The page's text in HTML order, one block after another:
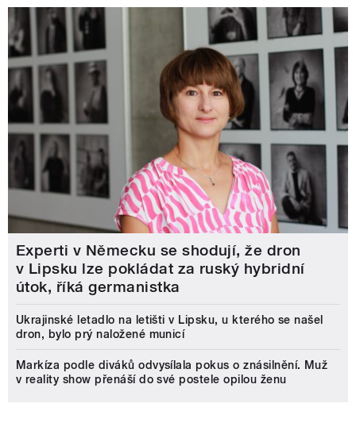
Experti v Německu se shodují, že dron
v Lipsku lze pokládat za ruský hybridní
útok, říká germanistka
Ukrajinské letadlo na letišti v Lipsku, u kterého se našel
dron, bylo prý naložené municí
Markíza podle diváků odvysílala pokus o znásilnění. Muž
v reality show přenáší do své postele opilou ženu